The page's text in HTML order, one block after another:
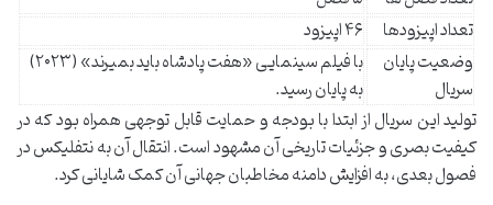
تعداد اپیزودها
۴۶ اپیزود
وضعیت پایان
سریال
با فیلم سینمایی «هفت پادشاه باید بمیرند» (۲۰۲۳)
به پایان رسید.
تولید این سریال از ابتدا با بودجه و حمایت قابل توجهی همراه بود که در
کیفیت بصری و جزئیات تاریخی آن مشهود است. انتقال آن به نتفلیکس در
فصول بعدی، به افزایش دامنه مخاطبان جهانی آن کمک شایانی کرد.